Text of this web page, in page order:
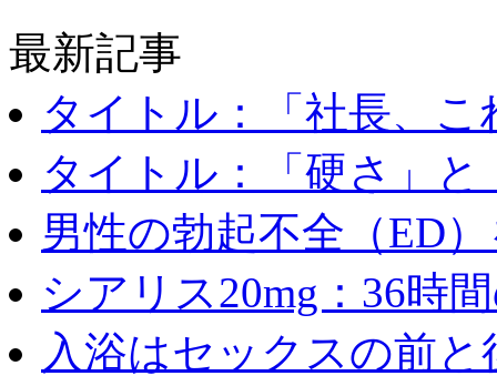
最新記事
タイトル：「社長、こ
タイトル：「硬さ」と
男性の勃起不全（ED
シアリス20mg：36時
入浴はセックスの前